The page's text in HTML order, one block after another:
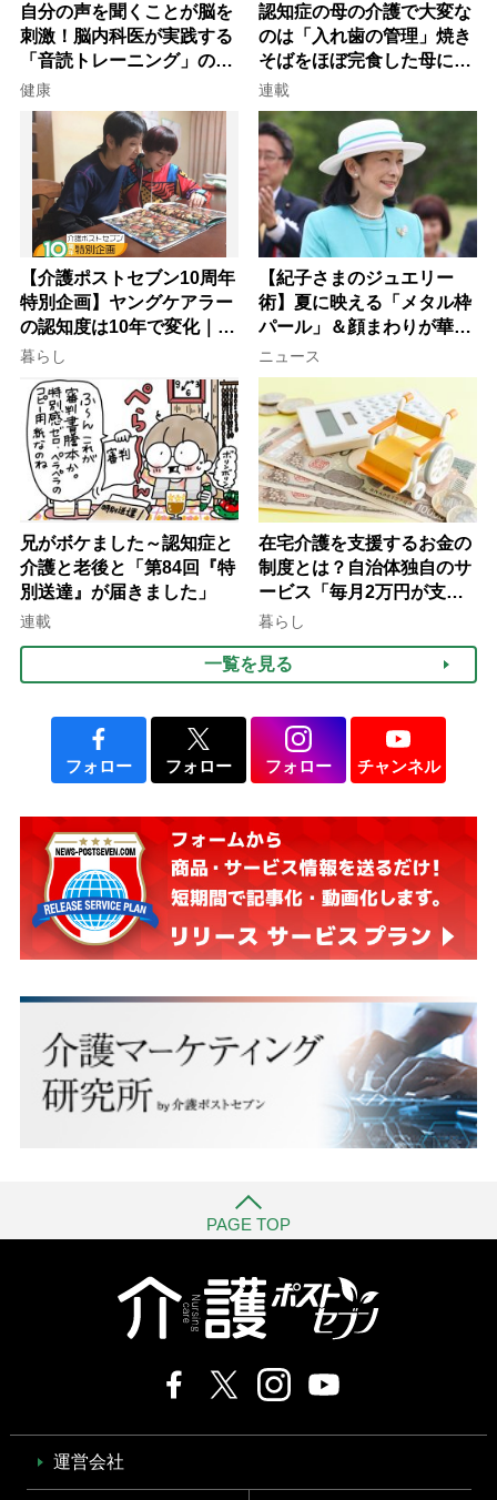
自分の声を聞くことが脳を
刺激！脳内科医が実践する
「音読トレーニング」の極
意
健康
認知症の母の介護で大変な
のは「入れ歯の管理」焼き
そばをほぼ完食した母に息
子が血の気が引いた理由
連載
【介護ポストセブン10周年
特別企画】ヤングケアラー
の認知度は10年で変化｜流
行語大賞にノミネート、法
律にも明記されたが果たし
て現在は？
暮らし
【紀子さまのジュエリー
術】夏に映える「メタル枠
パール」＆顔まわりが華や
ぐ「揺れる一粒」の使い分
け方
ニュース
兄がボケました～認知症と
介護と老後と「第84回『特
別送達』が届きました」
連載
在宅介護を支援するお金の
制度とは？自治体独自のサ
ービス「毎月2万円が支給
される」ケースも【FP解
暮らし
一覧を見る
フォロー フォロー フォロー チャンネル
PAGE TOP
運営会社